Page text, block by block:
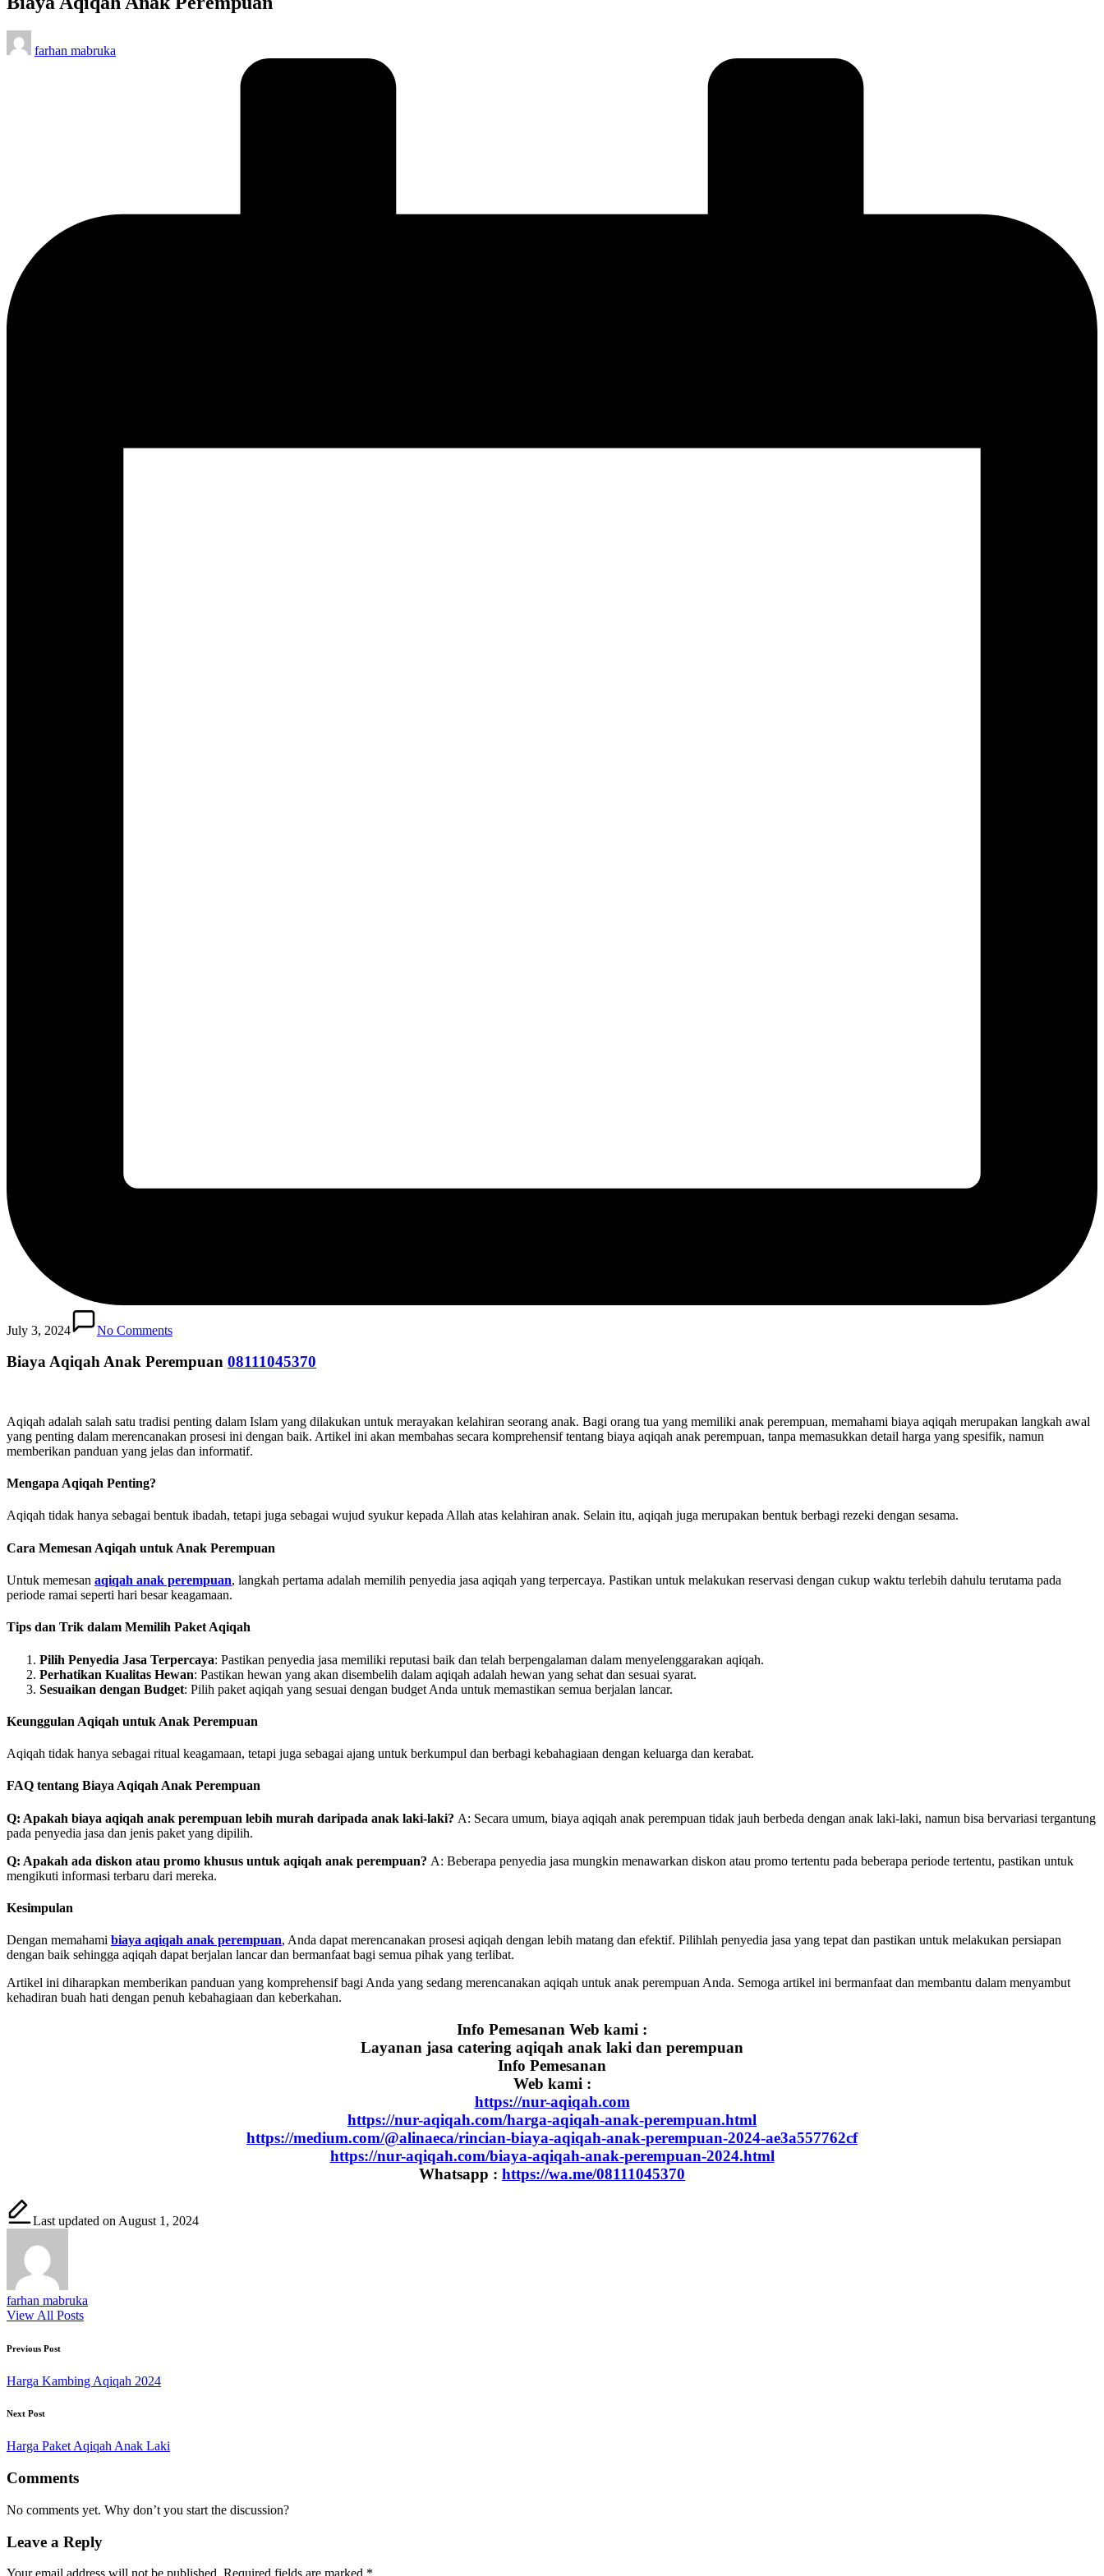
Posted
by
farhan mabruka
July 3, 2024 No Comments
Biaya Aqiqah Anak Perempuan 08111045370
Aqiqah adalah salah satu tradisi penting dalam Islam yang dilakukan untuk merayakan kelahiran seorang anak. Bagi orang tua yang memiliki anak perempuan, memahami biaya aqiqah merupakan langkah awal
yang penting dalam merencanakan prosesi ini dengan baik. Artikel ini akan membahas secara komprehensif tentang biaya aqiqah anak perempuan, tanpa memasukkan detail harga yang spesifik, namun
memberikan panduan yang jelas dan informatif.
Mengapa Aqiqah Penting?
Aqiqah tidak hanya sebagai bentuk ibadah, tetapi juga sebagai wujud syukur kepada Allah atas kelahiran anak. Selain itu, aqiqah juga merupakan bentuk berbagi rezeki dengan sesama.
Cara Memesan Aqiqah untuk Anak Perempuan
Untuk memesan aqiqah anak perempuan, langkah pertama adalah memilih penyedia jasa aqiqah yang terpercaya. Pastikan untuk melakukan reservasi dengan cukup waktu terlebih dahulu terutama pada
periode ramai seperti hari besar keagamaan.
Tips dan Trik dalam Memilih Paket Aqiqah
Pilih Penyedia Jasa Terpercaya: Pastikan penyedia jasa memiliki reputasi baik dan telah berpengalaman dalam menyelenggarakan aqiqah.
Perhatikan Kualitas Hewan: Pastikan hewan yang akan disembelih dalam aqiqah adalah hewan yang sehat dan sesuai syarat.
Sesuaikan dengan Budget: Pilih paket aqiqah yang sesuai dengan budget Anda untuk memastikan semua berjalan lancar.
Keunggulan Aqiqah untuk Anak Perempuan
Aqiqah tidak hanya sebagai ritual keagamaan, tetapi juga sebagai ajang untuk berkumpul dan berbagi kebahagiaan dengan keluarga dan kerabat.
FAQ tentang Biaya Aqiqah Anak Perempuan
Q: Apakah biaya aqiqah anak perempuan lebih murah daripada anak laki-laki? A: Secara umum, biaya aqiqah anak perempuan tidak jauh berbeda dengan anak laki-laki, namun bisa bervariasi tergantung
pada penyedia jasa dan jenis paket yang dipilih.
Q: Apakah ada diskon atau promo khusus untuk aqiqah anak perempuan? A: Beberapa penyedia jasa mungkin menawarkan diskon atau promo tertentu pada beberapa periode tertentu, pastikan untuk
mengikuti informasi terbaru dari mereka.
Kesimpulan
Dengan memahami biaya aqiqah anak perempuan, Anda dapat merencanakan prosesi aqiqah dengan lebih matang dan efektif. Pilihlah penyedia jasa yang tepat dan pastikan untuk melakukan persiapan
dengan baik sehingga aqiqah dapat berjalan lancar dan bermanfaat bagi semua pihak yang terlibat.
Artikel ini diharapkan memberikan panduan yang komprehensif bagi Anda yang sedang merencanakan aqiqah untuk anak perempuan Anda. Semoga artikel ini bermanfaat dan membantu dalam menyambut
kehadiran buah hati dengan penuh kebahagiaan dan keberkahan.
Info Pemesanan Web kami :
Layanan jasa catering aqiqah anak laki dan perempuan
Info Pemesanan
Web kami :
https://nur-aqiqah.com
https://nur-aqiqah.com/harga-aqiqah-anak-perempuan.html
https://medium.com/@alinaeca/rincian-biaya-aqiqah-anak-perempuan-2024-ae3a557762cf
https://nur-aqiqah.com/biaya-aqiqah-anak-perempuan-2024.html
Whatsapp : https://wa.me/08111045370
Last updated on August 1, 2024
farhan mabruka
View All Posts
Post
navigation
Previous Post
Harga Kambing Aqiqah 2024
Next Post
Harga Paket Aqiqah Anak Laki
Comments
No comments yet. Why don’t you start the discussion?
Leave a Reply